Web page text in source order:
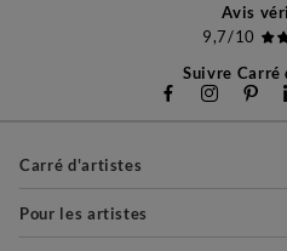
Avis
9,7/10
Suivre Carré
Carré d'artistes
Pour les artistes